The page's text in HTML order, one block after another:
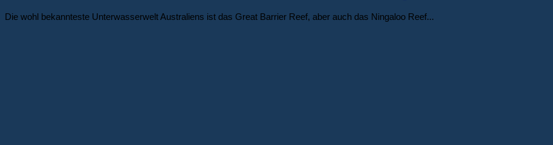
Die wohl bekannteste Unterwasserwelt Australiens ist das Great Barrier Reef, aber auch das Ningaloo Reef...